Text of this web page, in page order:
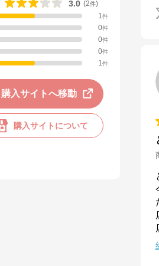
3.0 (2件)
1件
0件
0件
0件
1件
購入サイトへ移動
購入サイトについて